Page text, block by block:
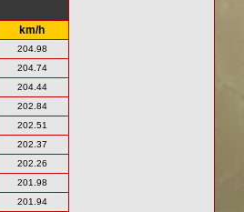
km/h
204.98
204.74
204.44
202.84
202.51
202.37
202.26
201.98
201.94